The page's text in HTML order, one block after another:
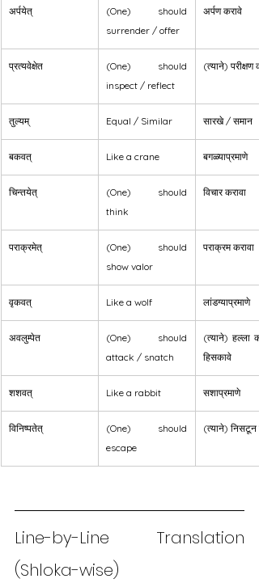
अर्पयेत्
(One) should
surrender / offer
अर्पण करावे
प्रत्यवेक्षेत
(One) should
inspect / reflect
(त्याने) परीक्षण
तुल्यम् Equal / Similar सारखे / समान
बकवत् Like a crane बगळ्याप्रमाणे
चिन्तयेत्
(One) should
think
विचार करावा
पराक्रमेत्
(One) should
show valor
पराक्रम करावा
वृकवत् Like a wolf लांडग्याप्रमाणे
अवलुम्पेत
(One) should
attack / snatch
(त्याने) हल्ला
हिसकावे
शशवत् Like a rabbit सशाप्रमाणे
विनिष्पतेत्
(One) should
escape
(त्याने) निसटून
Line-by-Line Translation
(Shloka-wise)